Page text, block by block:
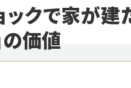
朝山不動産のおすすめ物件
すぐ見られるマンション 今す
ックで家が
の価値